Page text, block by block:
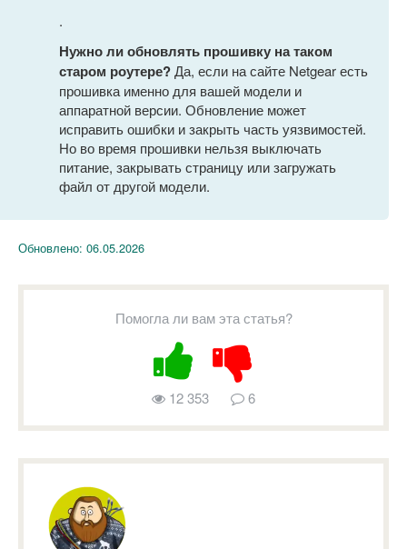
.
Нужно ли обновлять прошивку на таком
старом роутере?Да, если на сайте Netgear есть
прошивка именно для вашей модели и
аппаратной версии. Обновление может
исправить ошибки и закрыть часть уязвимостей.
Но во время прошивки нельзя выключать
питание, закрывать страницу или загружать
файл от другой модели.
Обновлено: 06.05.2026
Помогла ли вам эта статья?
12 353 6